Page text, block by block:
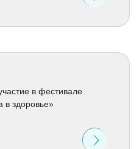
в фестивале
в здоровье»